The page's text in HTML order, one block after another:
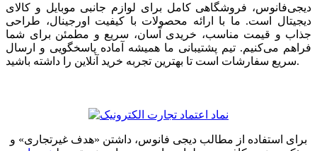
دیجی‌فانوس، فروشگاهی کامل برای لوازم جانبی موبایل و کالای
دیجیتال است. ما با ارائه محصولات با کیفیت اورجینال، طراحی
جذاب و قیمت مناسب، خریدی آسان، سریع و مطمئن برای شما
فراهم می‌کنیم. تیم پشتیبانی ما همیشه آماده پاسخگویی و ارسال
سریع سفارشات است تا بهترین تجربه خرید آنلاین را داشته باشید.
برای استفاده از مطالب دیجی فانوس، داشتن «هدف غیرتجاری» و